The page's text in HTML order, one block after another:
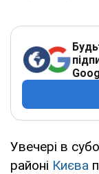
Увечері в
районі Києва